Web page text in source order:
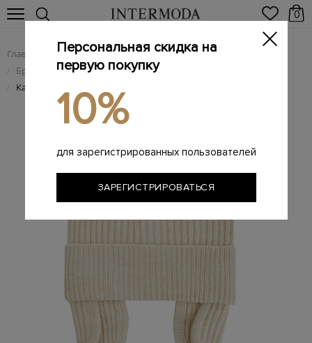
0
Главная Женщинам / Брендовые женские аксессуары
/ Брендовые женские головные уборы
/ Кашемировая шапка с завязками и широким отворотом
Персональная скидка на
первую покупку
10%
для зарегистрированных пользователей
ЗАРЕГИСТРИРОВАТЬСЯ